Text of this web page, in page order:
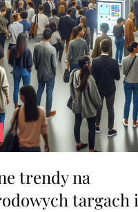
trendy na
targach i